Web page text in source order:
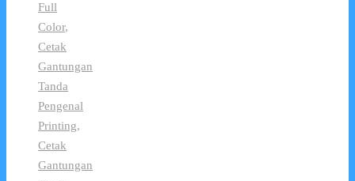
Full
Color,
Cetak
Gantungan
Tanda
Pengenal
Printing,
Cetak
Gantungan